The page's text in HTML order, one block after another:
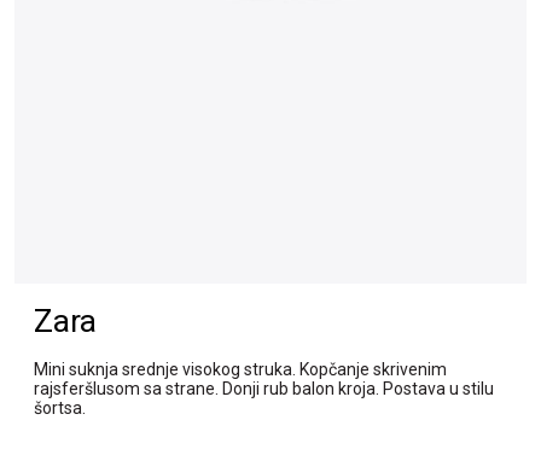
Zara
Mini suknja srednje visokog struka. Kopčanje skrivenim
rajsferšlusom sa strane. Donji rub balon kroja. Postava u stilu
šortsa.